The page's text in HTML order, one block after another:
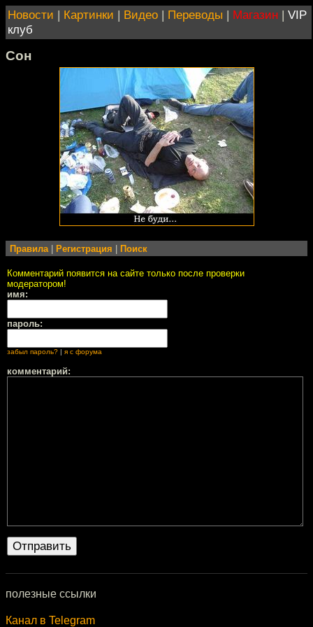
Новости | Картинки | Видео | Переводы | Магазин | VIP
клуб
Сон
Правила Регистрация Поиск
Комментарий появится на сайте только после проверки
модератором!
имя:
пароль:
забыл пароль? | я с форума
комментарий:
полезные ссылки
Канал в Telegram